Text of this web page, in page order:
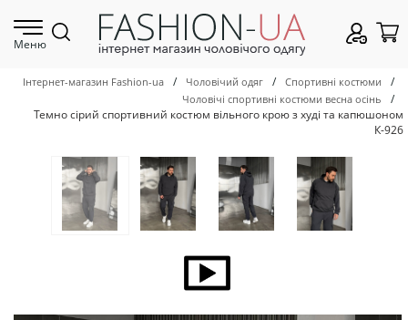
Меню
Інтернет-магазин Fashion-ua / Чоловічий одяг / Спортивні костюми /
Чоловічі спортивні костюми весна осінь
/
Темно сірий спортивний костюм вільного крою з худі та капюшоном
К-926